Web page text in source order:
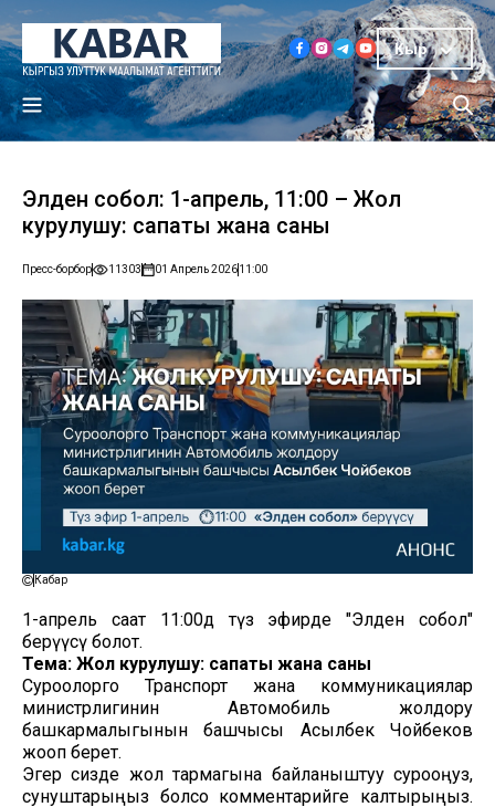
Кыр
Элден собол: 1-апрель, 11:00 – Жол
курулушу: сапаты жана саны
Пресс-борбор 11303 01 Апрель 202611:00
Кабар
1-апрель саат 11:00дө түз эфирде "Элден собол"
берүүсү болот.
Тема: Жол курулушу: сапаты жана саны
Суроолорго Транспорт жана коммуникациялар
министрлигинин Автомобиль жолдору
башкармалыгынын башчысы Асылбек Чойбеков
жооп берет.
Эгер сизде жол тармагына байланыштуу сурооңуз,
сунуштарыңыз болсо комментарийге калтырыңыз.